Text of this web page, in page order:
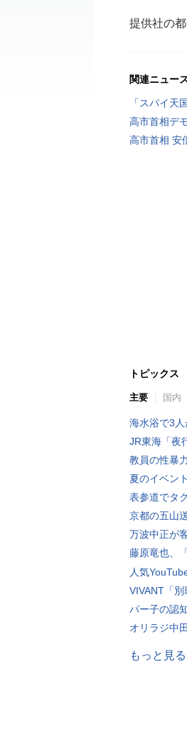
提供社の
関連ニュー
「スパイ天
高市首相デ
高市首相 安
トピックス
主要 国内
海水浴で3
JR東海「夜
教員の性暴
夏のイベン
表参道でタ
京都の五山
万波中正が
藤原竜也、
人気
VIVANT「
パー子の認
オリラジ中
もっと見る